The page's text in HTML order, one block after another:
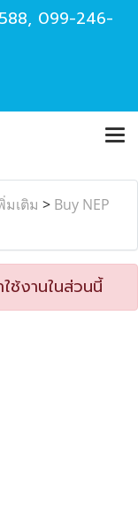
, 099-246-
มเติม > Buy NEP
ช้งานในส่วนนี้